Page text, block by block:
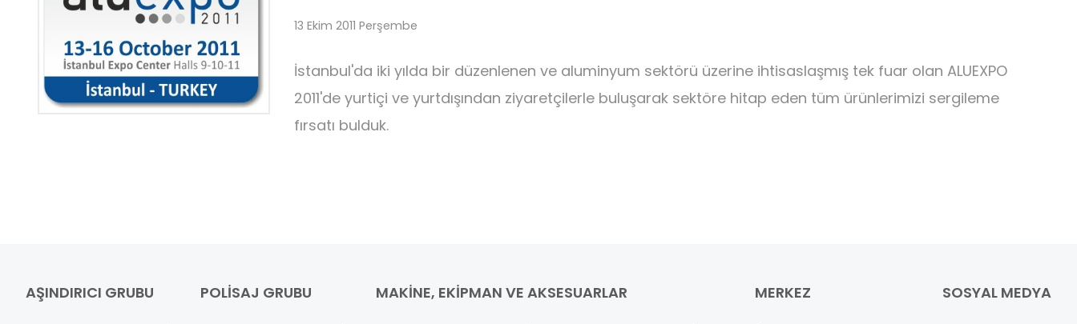
13 Ekim 2011 Perşembe
İstanbul'da iki yılda bir düzenlenen ve aluminyum sektörü üzerine ihtisaslaşmış tek fuar olan ALUEXPO
2011'de yurtiçi ve yurtdışından ziyaretçilerle buluşarak sektöre hitap eden tüm ürünlerimizi sergileme
fırsatı bulduk.
AŞINDIRICI GRUBU POLISAJ GRUBU MAKINE, EKIPMAN VE AKSESUARLAR MERKEZ SOSYAL MEDYA